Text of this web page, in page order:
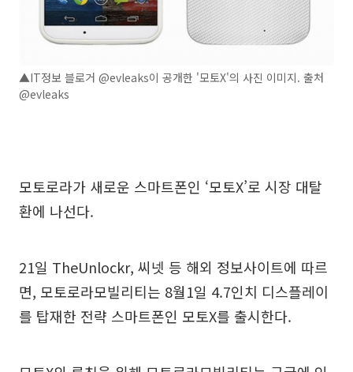
▲IT정보 블로거 @evleaks이 공개한 '모토X'의 사진 이미지. 출처
@evleaks
모토로라가 새로운 스마트폰인 ‘모토X’로 시장 대탈
환에 나선다.
21일 TheUnlockr, 씨넷 등 해외 정보사이트에 따르
면, 모토로라모빌리티는 8월1일 4.7인치 디스플레이
를 탑재한 전략 스마트폰인 모토X를 출시한다.